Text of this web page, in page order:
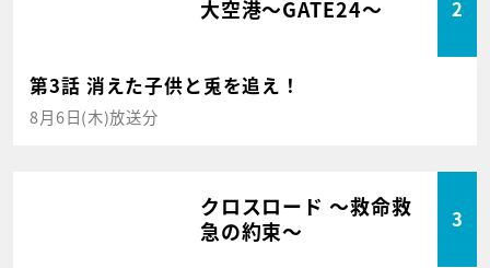
大空港～GATE24～ 2
第3話 消えた子供と兎を追え！
8月6日(木)放送分
クロスロード ～救命救
急の約束～
3